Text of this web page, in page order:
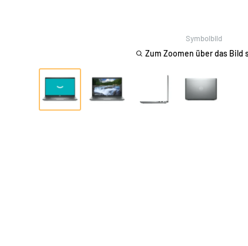
Symbolbild
Zum Zoomen über das Bild